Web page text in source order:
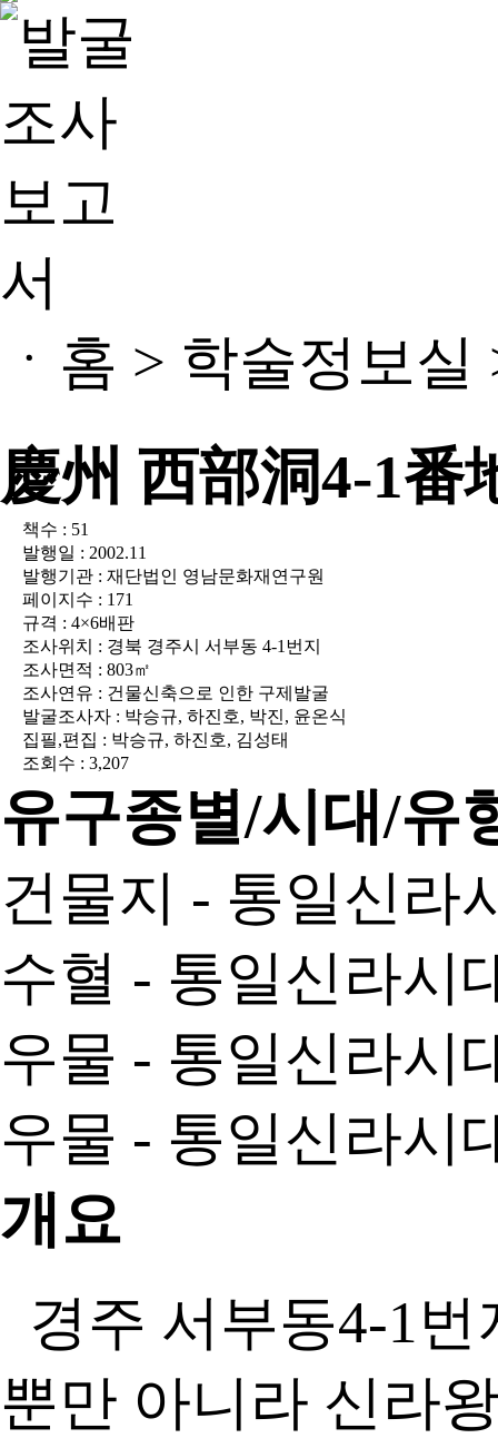
ㆍ홈 > 학술정보
慶州 西部洞4-1番
책수 : 51
발행일 : 2002.11
발행기관 : 재단법인 영남문화재연구원
페이지수 : 171
규격 : 4×6배판
조사위치 : 경북 경주시 서부동 4-1번지
조사면적 : 803㎡
조사연유 : 건물신축으로 인한 구제발굴
발굴조사자 : 박승규, 하진호, 박진, 윤온식
집필,편집 : 박승규, 하진호, 김성태
조회수 : 3,207
유구종별/시대/유
건물지 - 통일신라
수혈 - 통일신라시
우물 - 통일신라시
우물 - 통일신라시
개요
경주 서부동4-1
뿐만 아니라 신라